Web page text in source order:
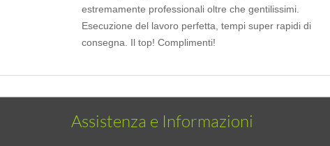
estremamente professionali oltre che gentilissimi.
Esecuzione del lavoro perfetta, tempi super rapidi di
consegna. Il top! Complimenti!
Assistenza e Informazioni